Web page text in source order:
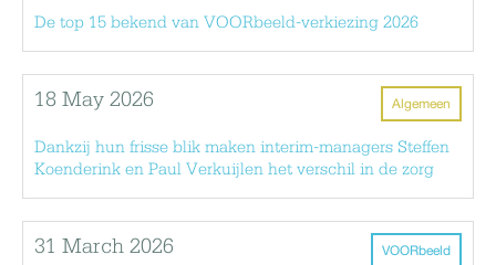
De top 15 bekend van VOORbeeld-verkiezing 2026
Algemeen
18 May 2026
Dankzij hun frisse blik maken interim-managers Steffen
Koenderink en Paul Verkuijlen het verschil in de zorg
VOORbeeld
31 March 2026